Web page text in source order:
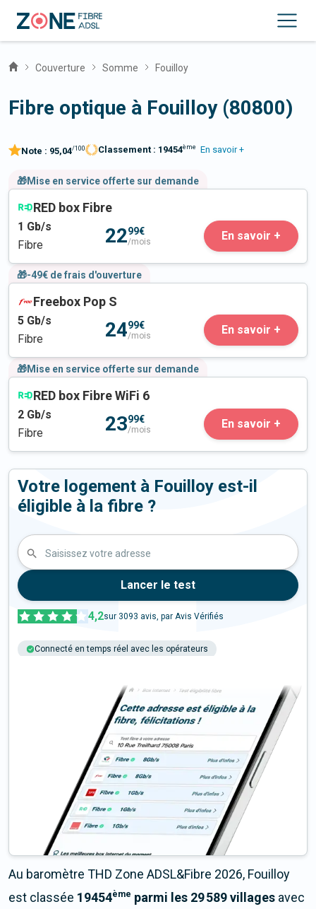
Couverture Somme Fouilloy
Fibre optique à Fouilloy (80800)
Note : 95,04/100 Classement : 19454ème En savoir +
🎁Mise en service offerte sur demande
RED box Fibre
1 Gb/s
Fibre
2299€
/mois En savoir +
🎁-49€ de frais d'ouverture
Freebox Pop S
5 Gb/s
Fibre
2499€
/mois En savoir +
🎁Mise en service offerte sur demande
RED box Fibre WiFi 6
2 Gb/s
Fibre
2399€
/mois En savoir +
Votre logement à Fouilloy est-il
éligible à la fibre ?
Saisissez votre adresse
Lancer le test
4,2sur 3093 avis, par Avis Vérifiés
Connecté en temps réel avec les opérateurs
Au baromètre THD Zone ADSL&Fibre 2026, Fouilloy
est classée 19454ème parmi les 29 589 villages avec